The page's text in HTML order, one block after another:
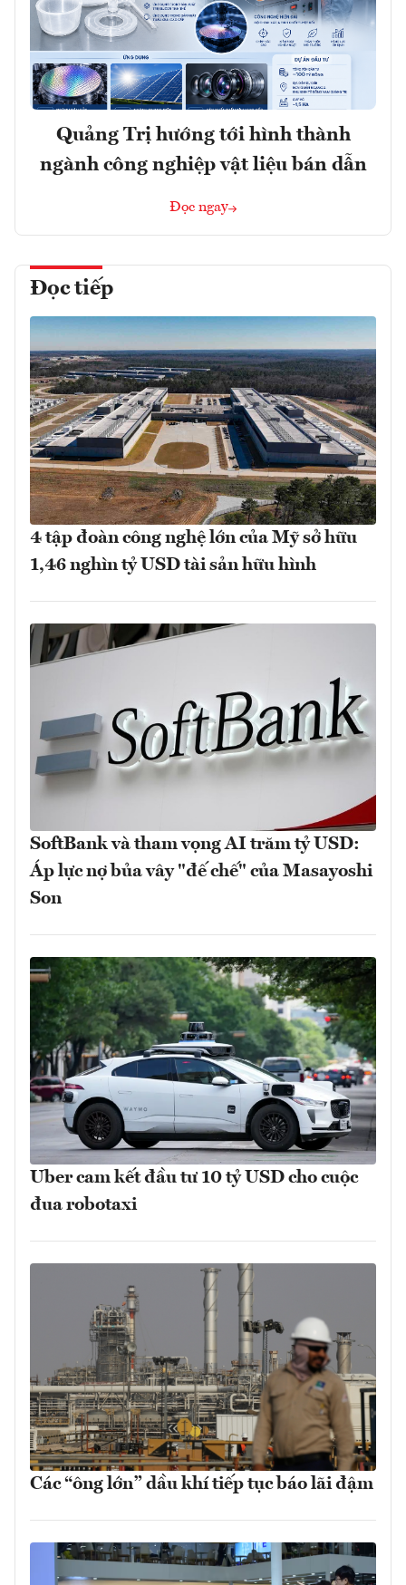
Quảng Trị hướng tới hình thành
ngành công nghiệp vật liệu bán dẫn
Đọc ngay
Đọc tiếp
4 tập đoàn công nghệ lớn của Mỹ sở hữu
1,46 nghìn tỷ USD tài sản hữu hình
SoftBank và tham vọng AI trăm tỷ USD:
Áp lực nợ bủa vây "đế chế" của Masayoshi
Son
Uber cam kết đầu tư 10 tỷ USD cho cuộc
đua robotaxi
Các “ông lớn” dầu khí tiếp tục báo lãi đậm